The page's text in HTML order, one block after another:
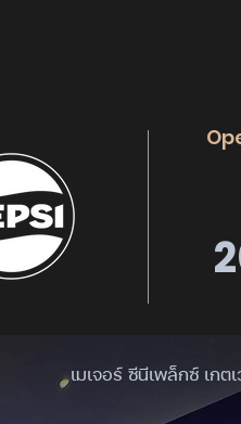
เมเจอร์ ซีนีเพล็กซ์ เก